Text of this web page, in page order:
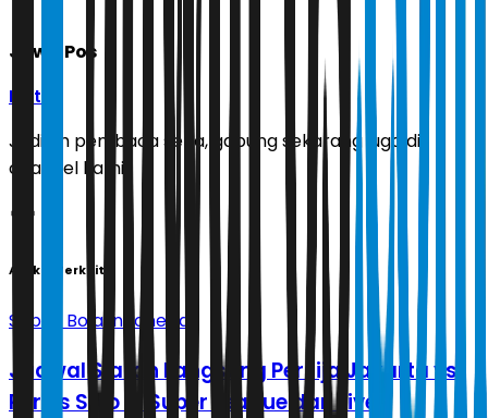
Jawa Pos
Ikuti
Jadilah pembaca setia, gabung sekarang juga di
channel kami!
Artikel Terkait
Sepak Bola Indonesia
Jadwal Siaran Langsung Persija Jakarta vs
Persis Solo di Super League dan Live